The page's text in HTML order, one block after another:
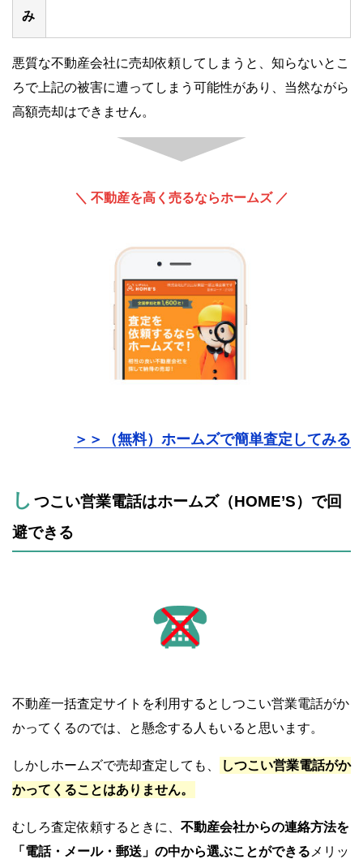
み
悪質な不動産会社に売却依頼してしまうと、知らないとこ
ろで上記の被害に遭ってしまう可能性があり、当然ながら
高額売却はできません。
＼ 不動産を高く売るならホームズ ／
＞＞（無料）ホームズで簡単査定してみる
し つこい営業電話はホームズ（HOME’S）で回
避できる
不動産一括査定サイトを利用するとしつこい営業電話がか
かってくるのでは、と懸念する人もいると思います。
しかしホームズで売却査定しても、
しつこい営業電話がか
かってくることはありません。
むしろ査定依頼するときに、 不動産会社からの連絡方法を
「電話・メール・郵送」の中から選ぶことができる メリッ